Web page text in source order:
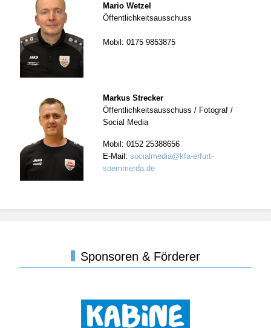
Mario Wetzel
Öffentlichkeitsausschuss
Mobil: 0175 9853875
Markus Strecker
Öffentlichkeitsausschuss / Fotograf /
Social Media
Mobil: 0152 25388656
E-Mail: socialmedia@kfa-erfurt-
soemmerda.de
Sponsoren & Förderer